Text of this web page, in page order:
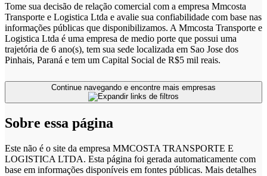
Tome sua decisão de relação comercial com a empresa Mmcosta
Transporte e Logistica Ltda e avalie sua confiabilidade com base nas
informações públicas que disponibilizamos. A Mmcosta Transporte e
Logistica Ltda é uma empresa de medio porte que possui uma
trajetória de 6 ano(s), tem sua sede localizada em Sao Jose dos
Pinhais, Paraná e tem um Capital Social de R$5 mil reais.
Sobre essa página
Este não é o site da empresa MMCOSTA TRANSPORTE E
LOGISTICA LTDA. Esta página foi gerada automaticamente com
base em informações disponíveis em fontes públicas. Mais detalhes